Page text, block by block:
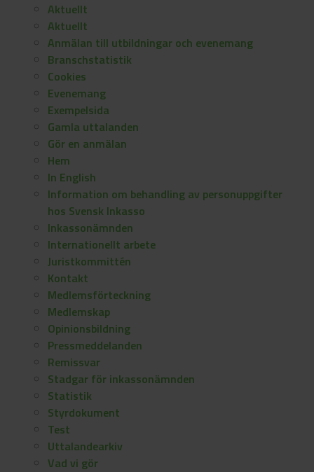
Aktuellt
Aktuellt
Anmälan till utbildningar och evenemang
Branschstatistik
Cookies
Evenemang
Exempelsida
Gamla uttalanden
Gör en anmälan
Hem
In English
Information om behandling av personuppgifter
hos Svensk Inkasso
Inkassonämnden
Internationellt arbete
Juristkommittén
Kontakt
Medlemsförteckning
Medlemskap
Opinionsbildning
Pressmeddelanden
Remissvar
Stadgar för inkassonämnden
Statistik
Styrdokument
Test
Uttalandearkiv
Vad vi gör